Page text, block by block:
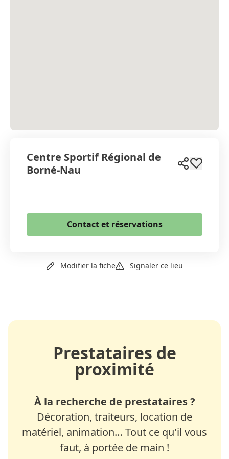
Centre Sportif Régional de
Borné-Nau
Contact et réservations
Email
Modifier la fiche Signaler ce lieu
Prestataires de
proximité
À la recherche de prestataires ?
Décoration, traiteurs, location de
matériel, animation… Tout ce qu'il vous
faut, à portée de main !